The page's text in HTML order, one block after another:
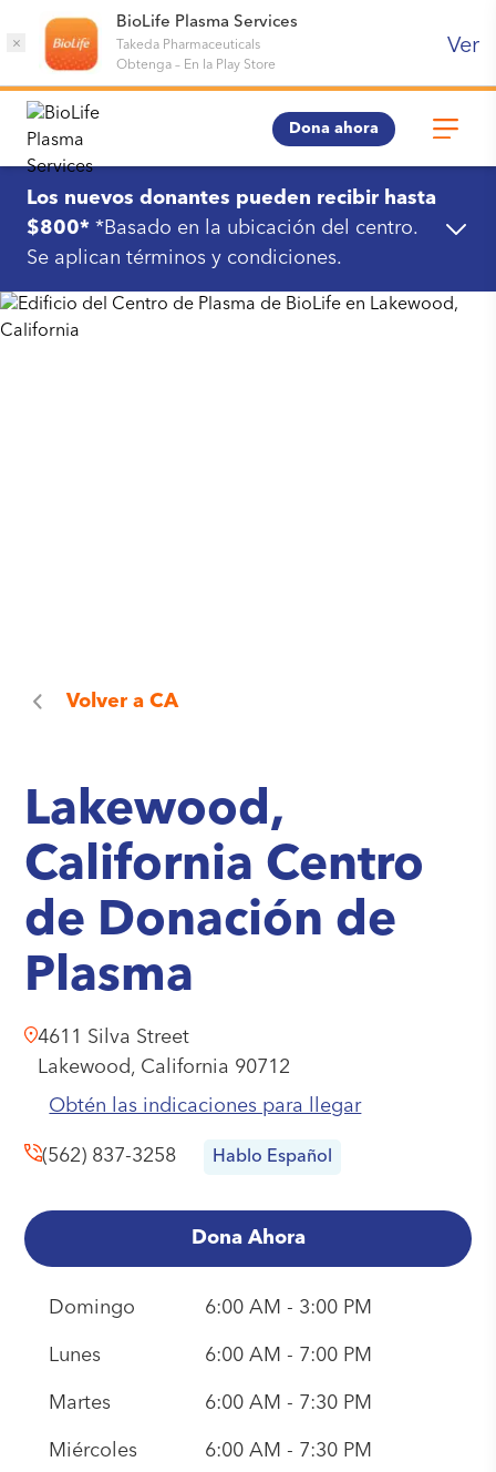
×
BioLife Plasma Services
Takeda Pharmaceuticals
Obtenga– En la Play Store
Ver
Dona ahora
Los nuevos donantes pueden recibir hasta
$800* *Basado en la ubicación del centro.
Se aplican términos y condiciones.
Volver a CA
Lakewood,
California Centro
de Donación de
Plasma
4611 Silva Street
Lakewood, California 90712
Obtén las indicaciones para llegar
(562) 837-3258 Hablo Español
Dona Ahora
Domingo 6:00 AM - 3:00 PM
Lunes 6:00 AM - 7:00 PM
Martes 6:00 AM - 7:30 PM
Miércoles 6:00 AM - 7:30 PM